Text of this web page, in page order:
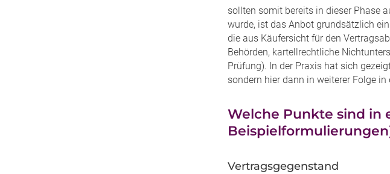
sollten somit bereits in dieser Phase
wurde, ist das Anbot grundsätzlich
die aus Käufersicht für den
Behörden, kartellrechtliche
Prüfung). In der Praxis hat sich
sondern hier dann in weiterer Folge
Welche Punkte sind in
Vertragsgegenstand